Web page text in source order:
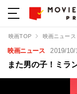
映画TOP 映画ニュー
映画ニュース 2019/
また男の子！ミラ